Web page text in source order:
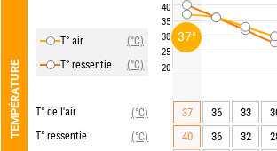
TEMPÉRATURE
T° air
(°C)
T° ressentie
(°C)
T° de l'air
(°C)
T° ressentie
(°C)
40
35
30
25
20
37 36 33
40
36 32
37°